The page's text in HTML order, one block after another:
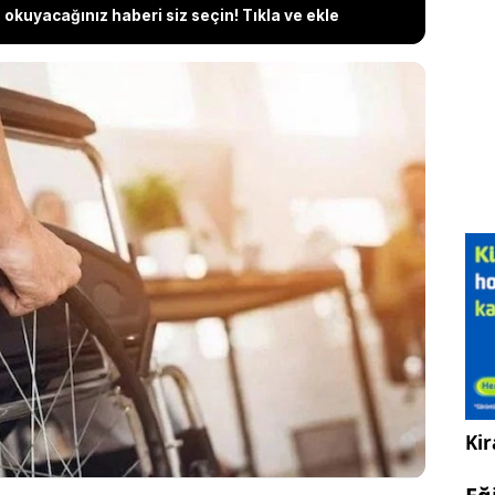
haberi siz seçin! Tıkla ve ekle
Mayıs 2024 Salı günü sona eriyor. EKPSS kura
belirlendi. Adaylar, EKPSS kura başvurularını
adresinden gerçekleştirebilecek.
ilköğretim ile özel eğitim iş uygulama merkezi
veya bu okullardan EKPSS’nin geçerlik süresi
durumda olan engelli adaylar başvurabilecek.